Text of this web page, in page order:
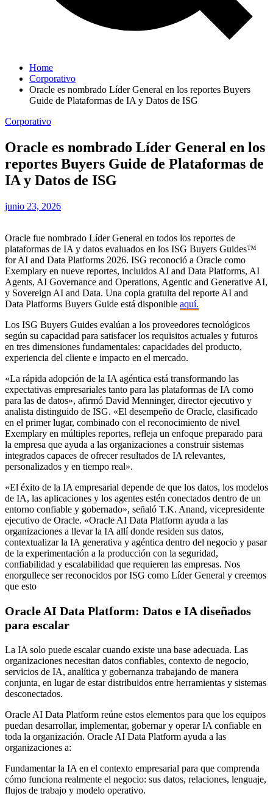
Home
Corporativo
Oracle es nombrado Líder General en los reportes Buyers
Guide de Plataformas de IA y Datos de ISG
Corporativo
Oracle es nombrado Líder General en los
reportes Buyers Guide de Plataformas de
IA y Datos de ISG
junio 23, 2026
Oracle fue nombrado Líder General en todos los reportes de
plataformas de IA y datos evaluados en los ISG Buyers Guides™
for AI and Data Platforms 2026. ISG reconoció a Oracle como
Exemplary en nueve reportes, incluidos AI and Data Platforms, AI
Agents, AI Governance and Operations, Agentic and Generative AI,
y Sovereign AI and Data. Una copia gratuita del reporte AI and
Data Platforms Buyers Guide está disponible aquí.
Los ISG Buyers Guides evalúan a los proveedores tecnológicos
según su capacidad para satisfacer los requisitos actuales y futuros
en tres dimensiones fundamentales: capacidades del producto,
experiencia del cliente e impacto en el mercado.
«La rápida adopción de la IA agéntica está transformando las
expectativas empresariales tanto para las plataformas de IA como
para las de datos», afirmó David Menninger, director ejecutivo y
analista distinguido de ISG. «El desempeño de Oracle, clasificado
en el primer lugar, combinado con el reconocimiento de nivel
Exemplary en múltiples reportes, refleja un enfoque preparado para
la empresa que ayuda a las organizaciones a construir sistemas
integrados capaces de ofrecer resultados de IA relevantes,
personalizados y en tiempo real».
«El éxito de la IA empresarial depende de que los datos, los modelos
de IA, las aplicaciones y los agentes estén conectados dentro de un
entorno confiable y gobernado», señaló T.K. Anand, vicepresidente
ejecutivo de Oracle. «Oracle AI Data Platform ayuda a las
organizaciones a llevar la IA allí donde residen sus datos,
contextualizar la IA generativa y agéntica dentro del negocio y pasar
de la experimentación a la producción con la seguridad,
confiabilidad y escalabilidad que requieren las empresas. Nos
enorgullece ser reconocidos por ISG como Líder General y creemos
que esto
Oracle AI Data Platform: Datos e IA diseñados
para escalar
La IA solo puede escalar cuando existe una base adecuada. Las
organizaciones necesitan datos confiables, contexto de negocio,
servicios de IA, analítica y gobernanza trabajando de manera
conjunta, en lugar de estar distribuidos entre herramientas y sistemas
desconectados.
Oracle AI Data Platform reúne estos elementos para que los equipos
puedan desarrollar, implementar, gobernar y operar IA confiable en
toda la organización. Oracle AI Data Platform ayuda a las
organizaciones a:
Fundamentar la IA en el contexto empresarial para que comprenda
cómo funciona realmente el negocio: sus datos, relaciones, lenguaje,
flujos de trabajo y modelo operativo.